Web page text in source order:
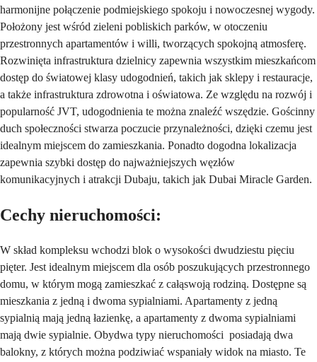
harmonijne połączenie podmiejskiego spokoju i nowoczesnej wygody.
Położony jest wśród zieleni pobliskich parków, w otoczeniu
przestronnych apartamentów i willi, tworzących spokojną atmosferę.
Rozwinięta infrastruktura dzielnicy zapewnia wszystkim mieszkańcom
dostęp do światowej klasy udogodnień, takich jak sklepy i restauracje,
a także infrastruktura zdrowotna i oświatowa. Ze względu na rozwój i
popularność JVT, udogodnienia te można znaleźć wszędzie. Gościnny
duch społeczności stwarza poczucie przynależności, dzięki czemu jest
idealnym miejscem do zamieszkania. Ponadto dogodna lokalizacja
zapewnia szybki dostęp do najważniejszych węzłów
komunikacyjnych i atrakcji Dubaju, takich jak Dubai Miracle Garden.
Cechy nieruchomości:
W skład kompleksu wchodzi blok o wysokości dwudziestu pięciu
pięter. Jest idealnym miejscem dla osób poszukujących przestronnego
domu, w którym mogą zamieszkać z całąswoją rodziną. Dostępne są
mieszkania z jedną i dwoma sypialniami. Apartamenty z jedną
sypialnią mają jedną łazienkę, a apartamenty z dwoma sypialniami
mają dwie sypialnie. Obydwa typy nieruchomości posiadają dwa
balokny, z których można podziwiać wspaniały widok na miasto. Te